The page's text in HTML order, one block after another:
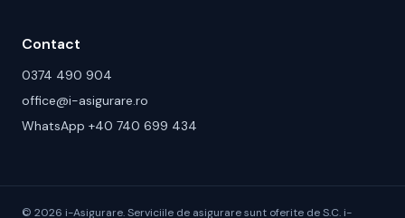
Contact
0374 490 904
office@i-asigurare.ro
WhatsApp +40 740 699 434
© 2026 i-Asigurare. Serviciile de asigurare sunt oferite de S.C. i-